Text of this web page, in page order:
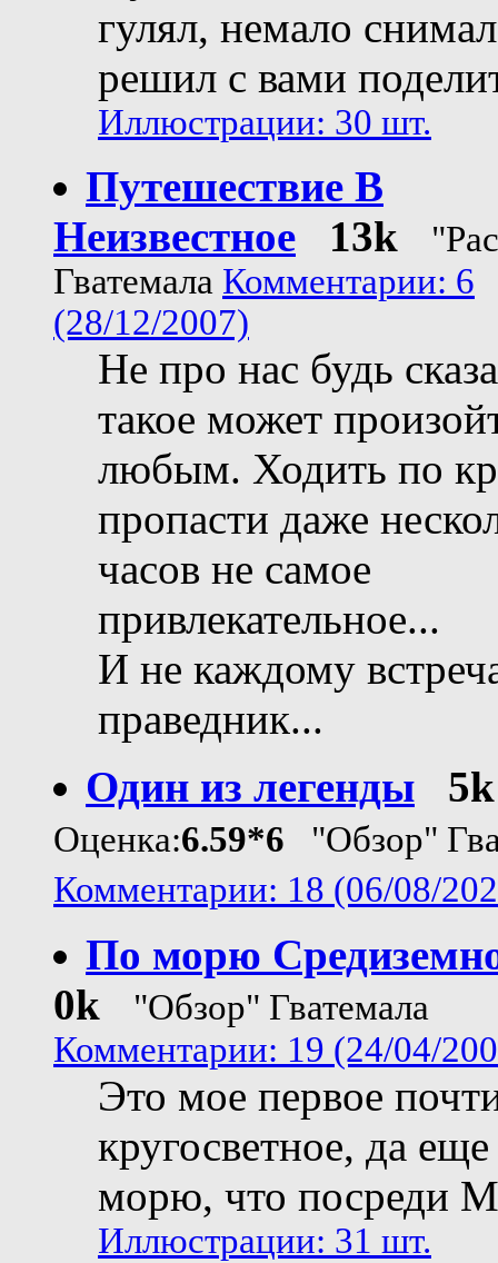
гулял, немало
решил с вами
Иллюстрации: 30 шт.
Путешествие В
Неизвестное
13k
Гватемала Комментарии: 6
(28/12/2007)
Не про нас будь
такое может
любым. Ходить по
пропасти даже
часов не самое
привлекательное...
И не каждому
праведник...
Один из легенды
5k
Оценка:6.59*6 "Обзор"
Комментарии: 18 (06/08/
По морю
0k
"Обзор" Гватемала
Комментарии: 19 (24/04/
Это мое первое
кругосветное, да
морю, что посреди
Иллюстрации: 31 шт.